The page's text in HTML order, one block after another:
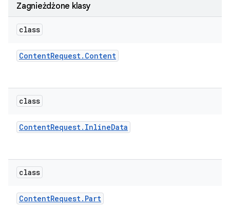
Zagnieżdżone klasy
class
ContentRequest. Content
class
ContentRequest. InlineData
class
ContentRequest. Part